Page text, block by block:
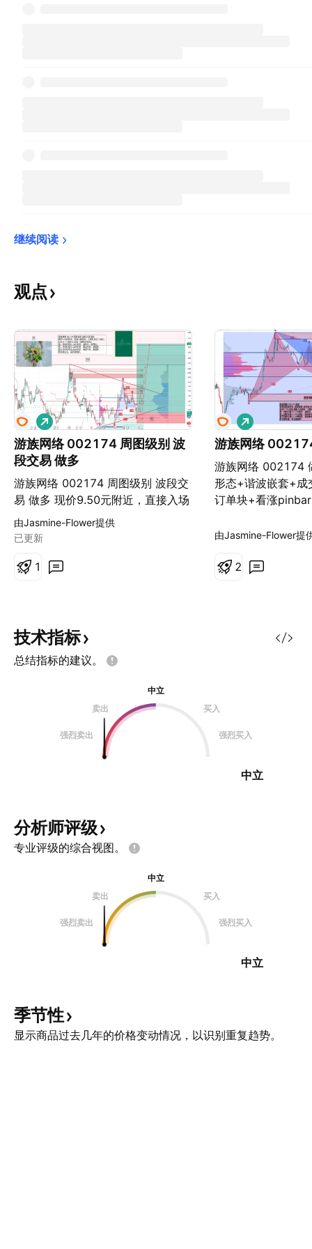
继续阅读
观点
游族网络 002174 周图级别 波
段交易 做多
游族网络 002174 周图级别 波段交
易 做多 现价9.50元附近，直接入场
做多，止损位放在7.50元。 9.50元
—7.50元=2.00元（每股止损2元）
仓，推保护。 第二目标位看25.30
护。
做
多
由Jasmine-Flower提供
已更新
1
游族网络
游族网络 002174
形态+谐波嵌套+成
订单块+看涨
7.50元。 第一目
看22.98元附近，
做
多
由Jasmine-Flower提
2
技术指标
总结指标的建议。
中立
卖出
买入
强烈卖出 强烈买入
中立
分析师评级
专业评级的综合视图。
中立
卖出
买入
强烈卖出 强烈买入
中立
季节性
显示商品过去几年的价格变动情况，以识别重复趋势。